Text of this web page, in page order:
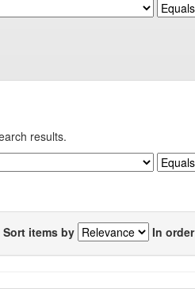
results.
Sort items by In order